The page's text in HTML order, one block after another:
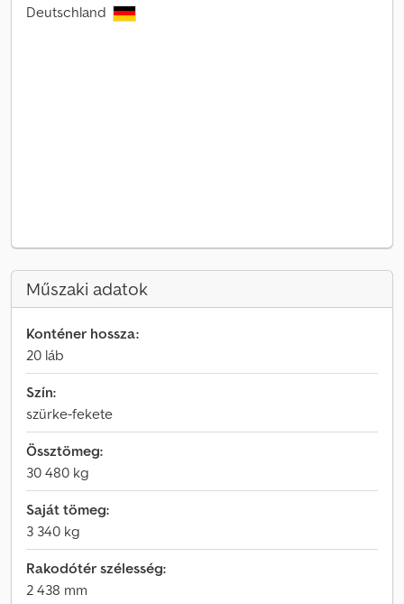
Deutschland
Műszaki adatok
Konténer hossza:
20 láb
Szín:
szürke-fekete
Össztömeg:
30 480 kg
Saját tömeg:
3 340 kg
Rakodótér szélesség:
2 438 mm